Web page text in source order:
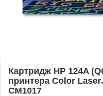
Картридж HP 124A
принтера Color
CM1017